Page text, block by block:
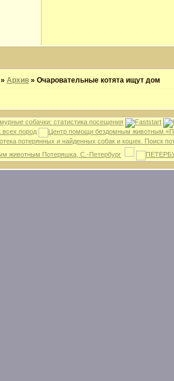
» Архив »Очаровательные котята ищут дом